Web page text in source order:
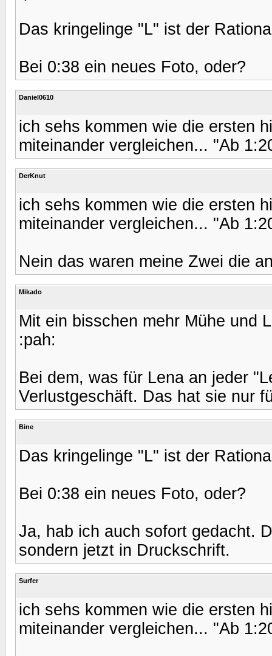
Das kringelinge "L" ist der
Bei 0:38 ein neues Foto, oder?
Daniel0610
ich sehs kommen wie die ersten
miteinander vergleichen... "Ab
DerKnut
ich sehs kommen wie die ersten
miteinander vergleichen... "Ab
Nein das waren meine Zwei die
Mikado
Mit ein bisschen mehr Mühe und
:pah:
Bei dem, was für Lena an jeder
Verlustgeschäft. Das hat sie nur
Bine
Das kringelinge "L" ist der
Bei 0:38 ein neues Foto, oder?
Ja, hab ich auch sofort gedacht.
sondern jetzt in Druckschrift.
Surfer
ich sehs kommen wie die ersten
miteinander vergleichen... "Ab